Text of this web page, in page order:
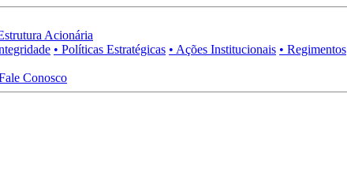
Acionária
• Políticas Estratégicas • Ações Institucionais • Regimentos
Conosco